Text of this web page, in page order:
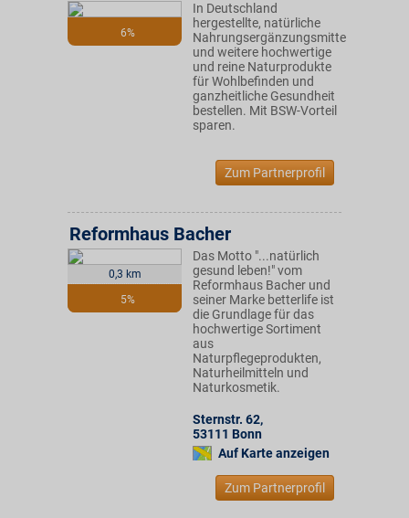
6%
In Deutschland
hergestellte, natürliche
Nahrungsergänzungsmittel
und weitere hochwertige
und reine Naturprodukte
für Wohlbefinden und
ganzheitliche Gesundheit
bestellen. Mit BSW-Vorteil
sparen.
Zum Partnerprofil
0,3 km
5%
Reformhaus Bacher
Das Motto "...natürlich
gesund leben!" vom
Reformhaus Bacher und
seiner Marke betterlife ist
die Grundlage für das
hochwertige Sortiment
aus
Naturpflegeprodukten,
Naturheilmitteln und
Naturkosmetik.
Sternstr. 62,
53111 Bonn
Auf Karte anzeigen
Zum Partnerprofil